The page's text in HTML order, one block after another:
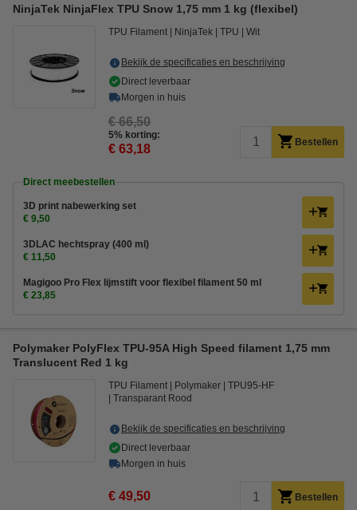
NinjaTek NinjaFlex TPU Snow 1,75 mm 1 kg (flexibel)
TPU Filament NinjaTek TPU Wit
Bekijk de specificaties en beschrijving
Direct leverbaar
Morgen in huis
€ 66,50
5% korting:
€ 63,18 Bestellen
Direct meebestellen
3D print nabewerking set
€ 9,50
3DLAC hechtspray (400 ml)
€ 11,50
Magigoo Pro Flex lijmstift voor flexibel filament 50 ml
€ 23,85
Polymaker PolyFlex TPU-95A High Speed filament 1,75 mm
Translucent Red 1 kg
TPU Filament Polymaker
TPU95-HF
Transparant Rood
Bekijk de specificaties en beschrijving
Direct leverbaar
Morgen in huis
€ 49,50 Bestellen